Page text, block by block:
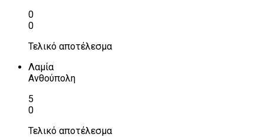
0
0
Τελικό αποτέλεσμα
Λαμία
Ανθούπολη
5
0
Τελικό αποτέλεσμα